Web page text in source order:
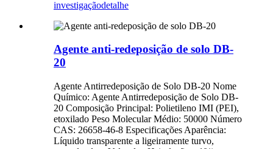
investigaçãodetalhe
Agente anti-redeposição de solo DB-
20
Agente Antirredeposição de Solo DB-20 Nome
Químico: Agente Antirredeposição de Solo DB-
20 Composição Principal: Polietileno IMI (PEI),
etoxilado Peso Molecular Médio: 50000 Número
CAS: 26658-46-8 Especificações Aparência:
Líquido transparente a ligeiramente turvo,